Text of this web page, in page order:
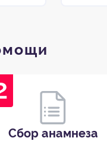
Сбор анамнеза